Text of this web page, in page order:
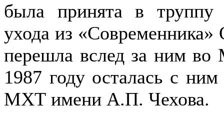
была принята в труппу
ухода из
перешла вслед за ним во
1987 году осталась с
МХТ имени А.П. Чехова.